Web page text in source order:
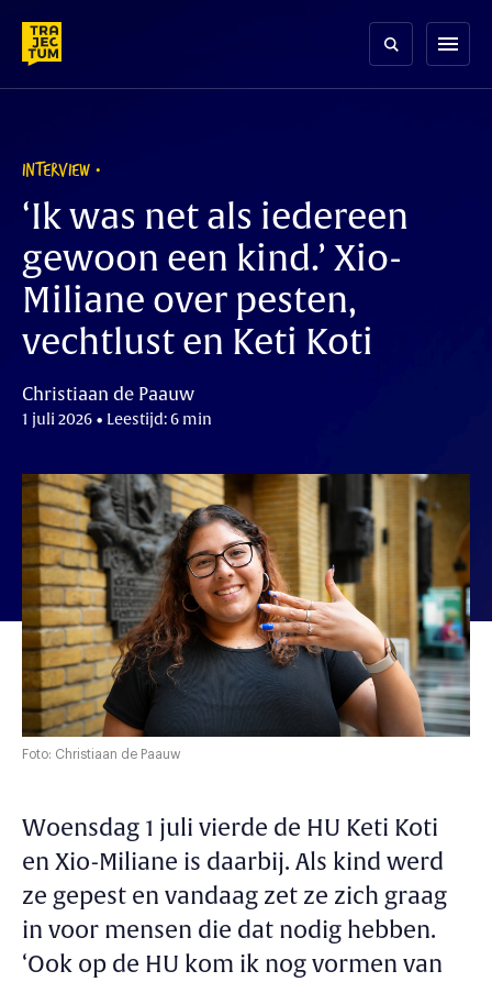
content
menu
INTERVIEW
‘Ik was net als iedereen
gewoon een kind.’ Xio-
Miliane over pesten,
vechtlust en Keti Koti
Christiaan de Paauw
1 juli 2026 • Leestijd: 6 min
Foto: Christiaan de Paauw
Woensdag 1 juli vierde de HU Keti Koti
en Xio-Miliane is daarbij. Als kind werd
ze gepest en vandaag zet ze zich graag
in voor mensen die dat nodig hebben.
‘Ook op de HU kom ik nog vormen van